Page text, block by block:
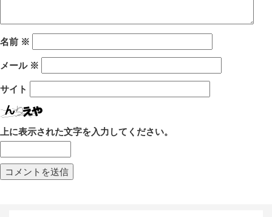
名前 ※
メール ※
サイト
上に表示された文字を入力してください。